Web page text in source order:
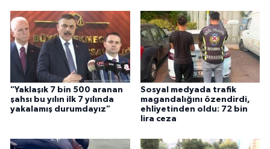
"Yaklaşık 7 bin 500 aranan
şahsı bu yılın ilk 7 yılında
yakalamış durumdayız"
Sosyal medyada trafik
magandalığını özendirdi,
ehliyetinden oldu: 72 bin
lira ceza